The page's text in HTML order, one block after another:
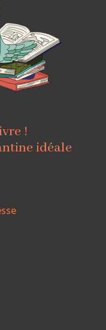
!
idéale